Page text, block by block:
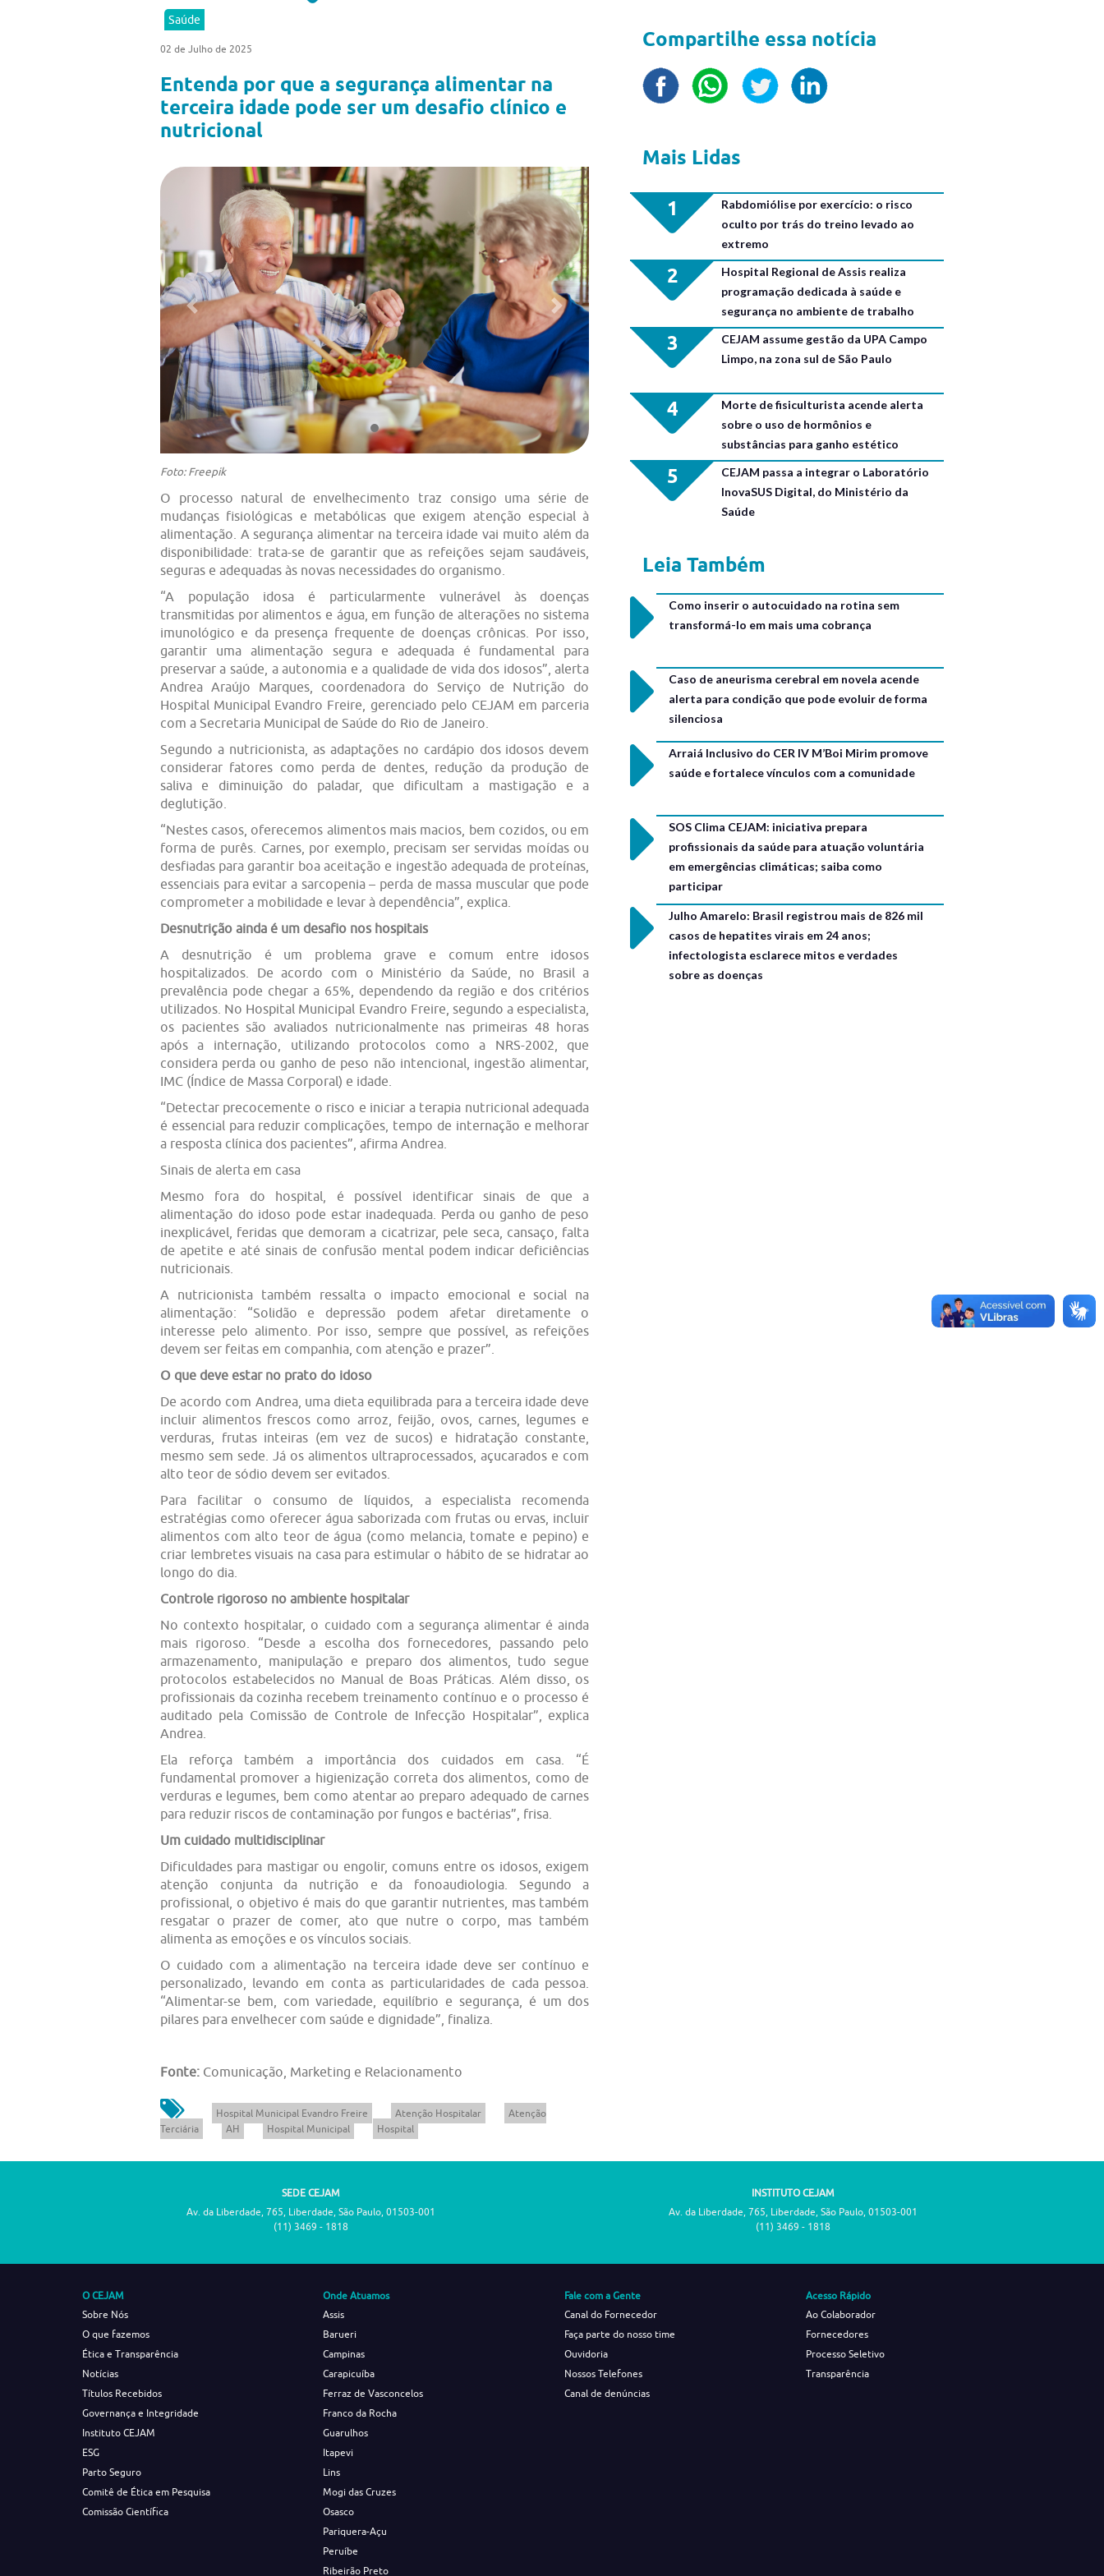
Saúde
02 de Julho de 2025
Entenda por que a segurança alimentar na
terceira idade pode ser um desafio clínico e
nutricional
Previous Next
Foto: Freepik
O processo natural de envelhecimento traz consigo uma série de
mudanças fisiológicas e metabólicas que exigem atenção especial à
alimentação. A segurança alimentar na terceira idade vai muito além da
disponibilidade: trata-se de garantir que as refeições sejam saudáveis,
seguras e adequadas às novas necessidades do organismo.
“A população idosa é particularmente vulnerável às doenças
transmitidas por alimentos e água, em função de alterações no sistema
imunológico e da presença frequente de doenças crônicas. Por isso,
garantir uma alimentação segura e adequada é fundamental para
preservar a saúde, a autonomia e a qualidade de vida dos idosos”, alerta
Andrea Araújo Marques, coordenadora do Serviço de Nutrição do
Hospital Municipal Evandro Freire, gerenciado pelo CEJAM em parceria
com a Secretaria Municipal de Saúde do Rio de Janeiro.
Segundo a nutricionista, as adaptações no cardápio dos idosos devem
considerar fatores como perda de dentes, redução da produção de
saliva e diminuição do paladar, que dificultam a mastigação e a
deglutição.
“Nestes casos, oferecemos alimentos mais macios, bem cozidos, ou em
forma de purês. Carnes, por exemplo, precisam ser servidas moídas ou
desfiadas para garantir boa aceitação e ingestão adequada de proteínas,
essenciais para evitar a sarcopenia – perda de massa muscular que pode
comprometer a mobilidade e levar à dependência”, explica.
Desnutrição ainda é um desafio nos hospitais
A desnutrição é um problema grave e comum entre idosos
hospitalizados. De acordo com o Ministério da Saúde, no Brasil a
prevalência pode chegar a 65%, dependendo da região e dos critérios
utilizados. No Hospital Municipal Evandro Freire, segundo a especialista,
os pacientes são avaliados nutricionalmente nas primeiras 48 horas
após a internação, utilizando protocolos como a NRS-2002, que
considera perda ou ganho de peso não intencional, ingestão alimentar,
IMC (Índice de Massa Corporal) e idade.
“Detectar precocemente o risco e iniciar a terapia nutricional adequada
é essencial para reduzir complicações, tempo de internação e melhorar
a resposta clínica dos pacientes”, afirma Andrea.
Sinais de alerta em casa
Mesmo fora do hospital, é possível identificar sinais de que a
alimentação do idoso pode estar inadequada. Perda ou ganho de peso
inexplicável, feridas que demoram a cicatrizar, pele seca, cansaço, falta
de apetite e até sinais de confusão mental podem indicar deficiências
nutricionais.
A nutricionista também ressalta o impacto emocional e social na
alimentação: “Solidão e depressão podem afetar diretamente o
interesse pelo alimento. Por isso, sempre que possível, as refeições
devem ser feitas em companhia, com atenção e prazer”.
O que deve estar no prato do idoso
De acordo com Andrea, uma dieta equilibrada para a terceira idade deve
incluir alimentos frescos como arroz, feijão, ovos, carnes, legumes e
verduras, frutas inteiras (em vez de sucos) e hidratação constante,
mesmo sem sede. Já os alimentos ultraprocessados, açucarados e com
alto teor de sódio devem ser evitados.
Para facilitar o consumo de líquidos, a especialista recomenda
estratégias como oferecer água saborizada com frutas ou ervas, incluir
alimentos com alto teor de água (como melancia, tomate e pepino) e
criar lembretes visuais na casa para estimular o hábito de se hidratar ao
longo do dia.
Controle rigoroso no ambiente hospitalar
No contexto hospitalar, o cuidado com a segurança alimentar é ainda
mais rigoroso. “Desde a escolha dos fornecedores, passando pelo
armazenamento, manipulação e preparo dos alimentos, tudo segue
protocolos estabelecidos no Manual de Boas Práticas. Além disso, os
profissionais da cozinha recebem treinamento contínuo e o processo é
auditado pela Comissão de Controle de Infecção Hospitalar”, explica
Andrea.
Ela reforça também a importância dos cuidados em casa. “É
fundamental promover a higienização correta dos alimentos, como de
verduras e legumes, bem como atentar ao preparo adequado de carnes
para reduzir riscos de contaminação por fungos e bactérias”, frisa.
Um cuidado multidisciplinar
Dificuldades para mastigar ou engolir, comuns entre os idosos, exigem
atenção conjunta da nutrição e da fonoaudiologia. Segundo a
profissional, o objetivo é mais do que garantir nutrientes, mas também
resgatar o prazer de comer, ato que nutre o corpo, mas também
alimenta as emoções e os vínculos sociais.
O cuidado com a alimentação na terceira idade deve ser contínuo e
personalizado, levando em conta as particularidades de cada pessoa.
“Alimentar-se bem, com variedade, equilíbrio e segurança, é um dos
pilares para envelhecer com saúde e dignidade”, finaliza.
Fonte: Comunicação, Marketing e Relacionamento
Hospital Municipal Evandro Freire Atenção Hospitalar
Atenção
Terciária
AH Hospital Municipal Hospital
Compartilhe essa notícia
Mais Lidas
1
Rabdomiólise por exercício: o risco
oculto por trás do treino levado ao
extremo
2
Hospital Regional de Assis realiza
programação dedicada à saúde e
segurança no ambiente de trabalho
3
CEJAM assume gestão da UPA Campo
Limpo, na zona sul de São Paulo
4
Morte de fisiculturista acende alerta
sobre o uso de hormônios e
substâncias para ganho estético
5
CEJAM passa a integrar o Laboratório
InovaSUS Digital, do Ministério da
Saúde
Leia Também
Como inserir o autocuidado na rotina sem
transformá-lo em mais uma cobrança
Caso de aneurisma cerebral em novela acende
alerta para condição que pode evoluir de forma
silenciosa
Arraiá Inclusivo do CER IV M’Boi Mirim promove
saúde e fortalece vínculos com a comunidade
SOS Clima CEJAM: iniciativa prepara
profissionais da saúde para atuação voluntária
em emergências climáticas; saiba como
participar
Julho Amarelo: Brasil registrou mais de 826 mil
casos de hepatites virais em 24 anos;
infectologista esclarece mitos e verdades
sobre as doenças
SEDE CEJAM
Av. da Liberdade, 765, Liberdade, São Paulo, 01503-001
(11) 3469 - 1818
INSTITUTO CEJAM
Av. da Liberdade, 765, Liberdade, São Paulo, 01503-001
(11) 3469 - 1818
O CEJAM
Sobre Nós
O que fazemos
Ética e Transparência
Notícias
Títulos Recebidos
Governança e Integridade
Instituto CEJAM
ESG
Parto Seguro
Comitê de Ética em Pesquisa
Comissão Científica
Onde Atuamos
Assis
Barueri
Campinas
Carapicuíba
Ferraz de Vasconcelos
Franco da Rocha
Guarulhos
Itapevi
Lins
Mogi das Cruzes
Osasco
Pariquera-Açu
Peruíbe
Ribeirão Preto
Fale com a Gente
Canal do Fornecedor
Faça parte do nosso time
Ouvidoria
Nossos Telefones
Canal de denúncias
Acesso Rápido
Ao Colaborador
Fornecedores
Processo Seletivo
Transparência